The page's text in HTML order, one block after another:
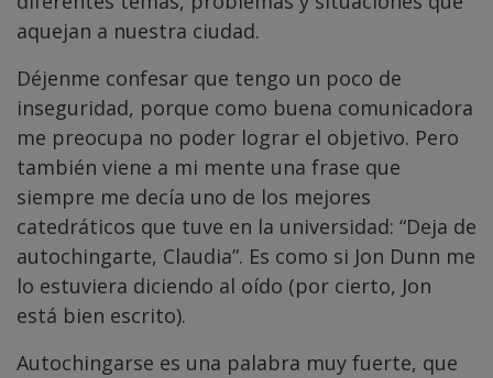
aquejan a nuestra ciudad.
Déjenme confesar que tengo un poco de
inseguridad, porque como buena comunicadora
me preocupa no poder lograr el objetivo. Pero
también viene a mi mente una frase que
siempre me decía uno de los mejores
catedráticos que tuve en la universidad: “Deja de
autochingarte, Claudia”. Es como si Jon Dunn me
lo estuviera diciendo al oído (por cierto, Jon
está bien escrito).
Autochingarse es una palabra muy fuerte, que